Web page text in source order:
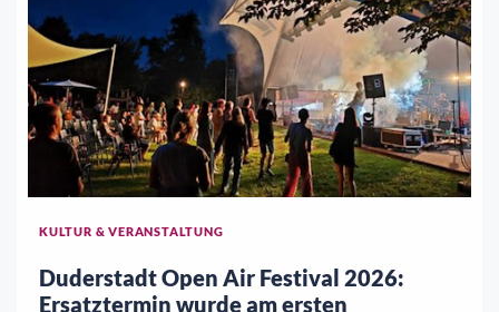
KULTUR & VERANSTALTUNG
Duderstadt Open Air Festival 2026:
Ersatztermin wurde am ersten